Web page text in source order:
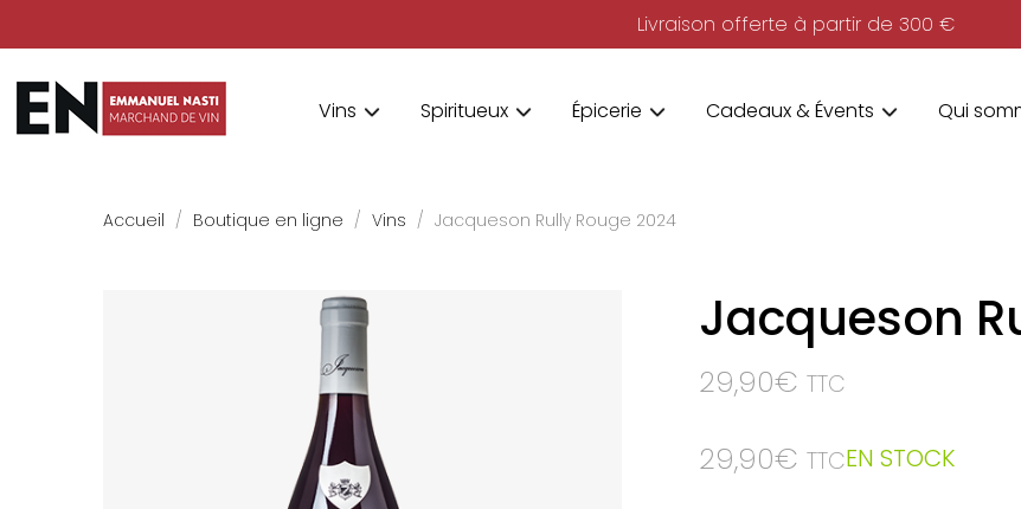
Livraison offerte à partir de 300 €
Vins Spiritueux Épicerie Cadeaux & Évents Qui
Accueil Boutique en ligne Vins Jacqueson Rully Rouge 2024
Jacqueson
29,90€ TTC
29,90€ TTCEN STOCK